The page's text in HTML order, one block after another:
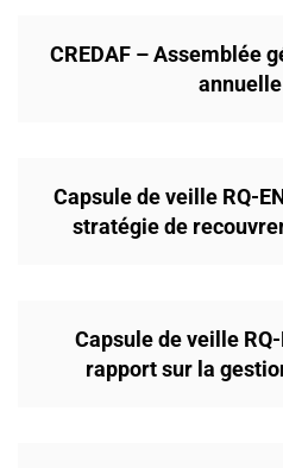
CREDAF – Assemblée
Capsule de veille RQ-
stratégie de
Capsule de veille
rapport sur la